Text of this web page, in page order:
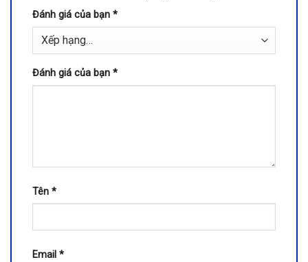
Đánh giá của bạn *
Đánh giá của bạn *
Tên *
Email *